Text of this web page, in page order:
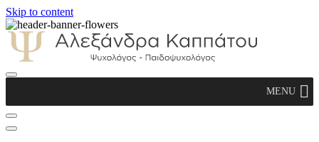
Skip to content
Παιδοψυχολόγος
MENU